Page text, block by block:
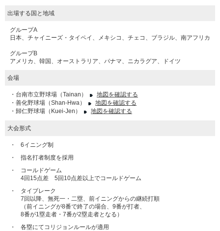
出場する国と地域
グループA
日本、チャイニーズ・タイペイ、メキシコ、チェコ、ブラジル、南アフリカ
グループB
アメリカ、韓国、オーストラリア、パナマ、ニカラグア、ドイツ
会場
・台南市立野球場（Tainan）
地図を確認する
・善化野球場（Shan-Hwa）
地図を確認する
・歸仁野球場（Kuei-Jen）
地図を確認する
大会形式
・
6イニング制
・
指名打者制度を採用
・
コールドゲーム
4回15点差 5回10点差以上でコールドゲーム
・
タイブレーク
7回以降、無死一・二塁、前イニングからの継続打順
（前イニングが8番で終了の場合、9番が打者、
8番が1塁走者・7番が2塁走者となる）
・
各塁にてコリジョンルールが適用